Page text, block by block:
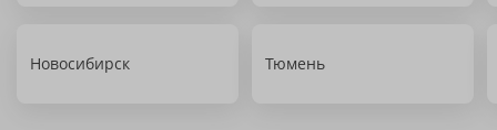
Новосибирск Тюмень